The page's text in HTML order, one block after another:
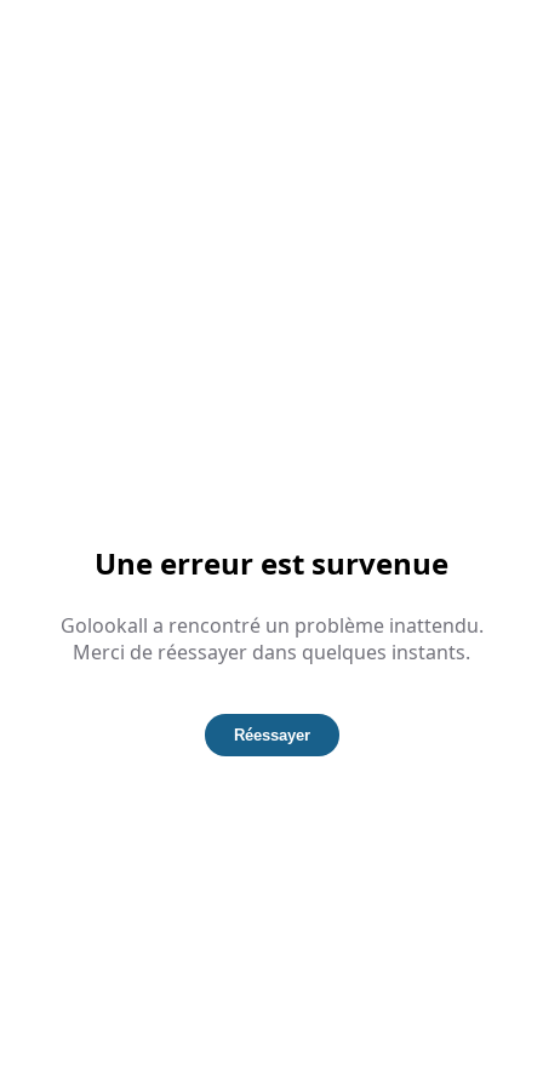
Une erreur est survenue
Golookall a rencontré un problème inattendu.
Merci de réessayer dans quelques instants.
Réessayer